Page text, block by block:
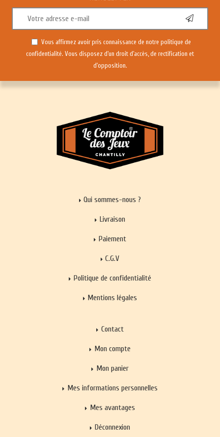
Vous affirmez avoir pris connaissance de notre politique de
confidentialité. Vous disposez d'un droit d'accès, de rectification et
d'opposition.
Qui sommes-nous ?
Livraison
Paiement
C.G.V
Politique de confidentialité
Mentions légales
Contact
Mon compte
Mon panier
Mes informations personnelles
Mes avantages
Déconnexion